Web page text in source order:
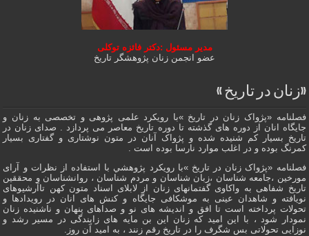
مدیر مسئول :دکتر فائزه توکلی
عضو انجمن زنان پژوهشگر تاریخ
«زنان در تاریخ »
فصلنامه «پژواک زنان در تاریخ »با رویکرد علمی پژوهى و تخصصی به زنان و
جایگاه انان از دوره هاى گذشته تا دوره تاریخ معاصر می پردازد . صدای زنان در
تاریخ بسیار کم شنیده شده و پژواک آنان در متون نوشتاری و گفتاری بسیار
کمرنگ بوده و در اغلب موارد نارسا بوده است .
فصلنامه «پژواک زنان در تاریخ »با رویکرد پژوهشي با استفاده از نظرات و آرای
مورخین ،جامعه شناسان ،زبان شناسان و مردم شناسان ، روانشناسان و محققین
تاریخ شفاهی به واکاوی گفتمانهاى زنان از لابلای اسناد متون کهن تاآرشیوهای
نویافته و شاهدان عينى به موشکافی جايگاه و كنش هاى انان در رویدادها و
تحولات پرداخته است تا افق و اندیشه های نو و صداهای پنهان و ناشنیده زنان
نمودار شود ، با این امید که زنان این بن مایه های زایندگی در مسير رشد و
نوزایی تحولاتی بس شگرف را در تاریخ رقم زنند ، به اميد آن روز.